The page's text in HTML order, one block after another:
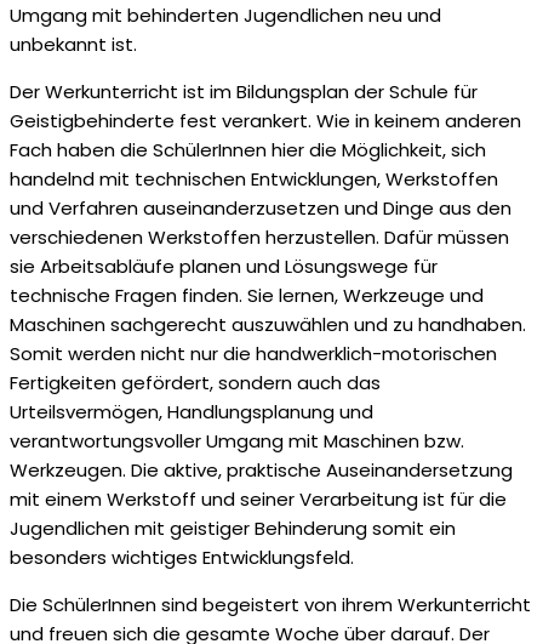
Umgang mit behinderten Jugendlichen neu und
unbekannt ist.
Der Werkunterricht ist im Bildungsplan der Schule für
Geistigbehinderte fest verankert. Wie in keinem anderen
Fach haben die SchülerInnen hier die Möglichkeit, sich
handelnd mit technischen Entwicklungen, Werkstoffen
und Verfahren auseinanderzusetzen und Dinge aus den
verschiedenen Werkstoffen herzustellen. Dafür müssen
sie Arbeitsabläufe planen und Lösungswege für
technische Fragen finden. Sie lernen, Werkzeuge und
Maschinen sachgerecht auszuwählen und zu handhaben.
Somit werden nicht nur die handwerklich-motorischen
Fertigkeiten gefördert, sondern auch das
Urteilsvermögen, Handlungsplanung und
verantwortungsvoller Umgang mit Maschinen bzw.
Werkzeugen. Die aktive, praktische Auseinandersetzung
mit einem Werkstoff und seiner Verarbeitung ist für die
Jugendlichen mit geistiger Behinderung somit ein
besonders wichtiges Entwicklungsfeld.
Die SchülerInnen sind begeistert von ihrem Werkunterricht
und freuen sich die gesamte Woche über darauf. Der